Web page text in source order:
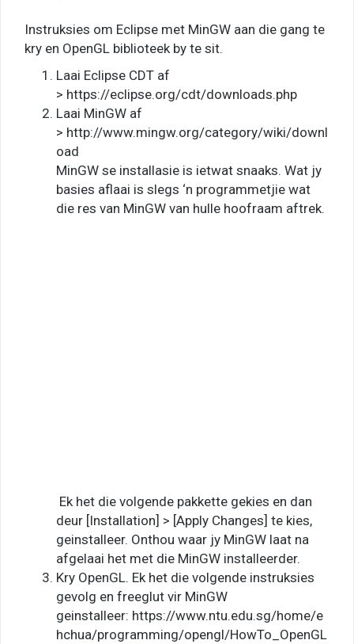
Instruksies om Eclipse met MinGW aan die gang te
kry en OpenGL biblioteek by te sit.
Laai Eclipse CDT af
> https://eclipse.org/cdt/downloads.php
Laai MinGW af
> http://www.mingw.org/category/wiki/downl
oad
MinGW se installasie is ietwat snaaks. Wat jy
basies aflaai is slegs ‘n programmetjie wat
die res van MinGW van hulle hoofraam aftrek.
Ek het die volgende pakkette gekies en dan
deur [Installation] > [Apply Changes] te kies,
geinstalleer. Onthou waar jy MinGW laat na
afgelaai het met die MinGW installeerder.
Kry OpenGL. Ek het die volgende instruksies
gevolg en freeglut vir MinGW
geinstalleer: https://www.ntu.edu.sg/home/e
hchua/programming/opengl/HowTo_OpenGL